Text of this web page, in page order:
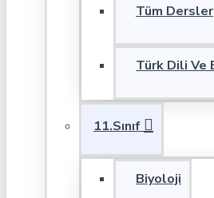
Tüm Dersler
Türk Dili Ve
11.Sınıf
Biyoloji